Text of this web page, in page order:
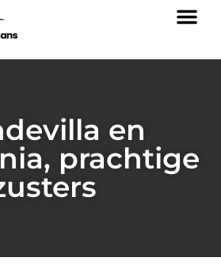
en
prachtige